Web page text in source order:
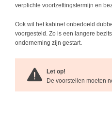
verplichte voortzettingstermijn en
Ook wil het kabinet onbedoeld
voorgesteld. Zo is een langere
onderneming zijn gestart.
Let op!
De voorstellen moeten